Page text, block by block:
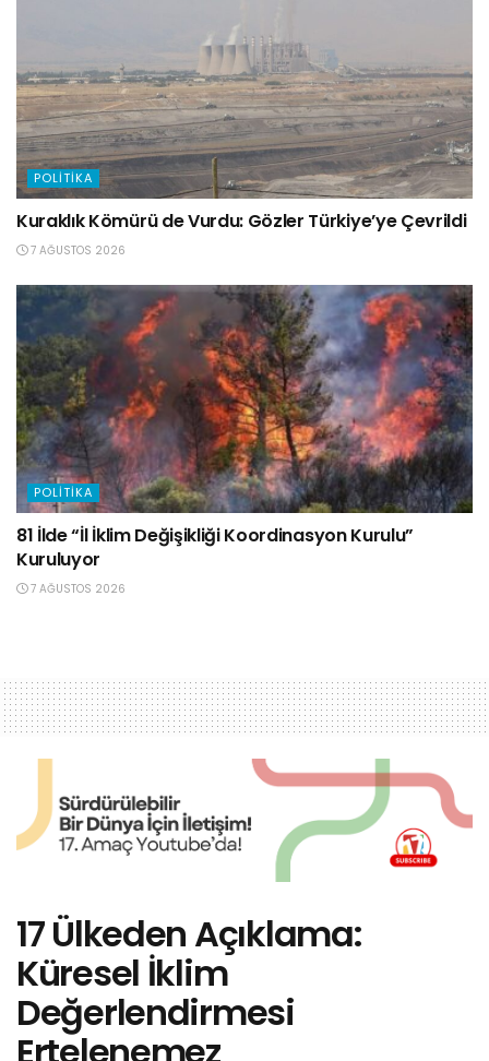
POLITIKA
Kuraklık Kömürü de Vurdu: Gözler Türkiye’ye Çevrildi
7 AĞUSTOS 2026
POLITIKA
81 İlde “İl İklim Değişikliği Koordinasyon Kurulu”
Kuruluyor
7 AĞUSTOS 2026
17 Ülkeden Açıklama:
Küresel İklim
Değerlendirmesi